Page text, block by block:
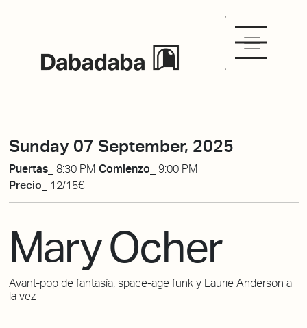
Sunday 07 September, 2025
Puertas_ 8:30 PM Comienzo_ 9:00 PM
Precio_
12/15€
Mary Ocher
Avant-pop de fantasía, space-age funk y Laurie Anderson a
la vez